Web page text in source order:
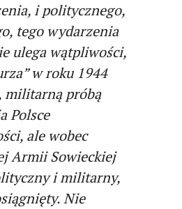
i politycznego,
tego wydarzenia
ulega wątpliwości,
w roku 1944
militarną próbą
Polsce
ale wobec
Armii Sowieckiej
i militarny,
Nie